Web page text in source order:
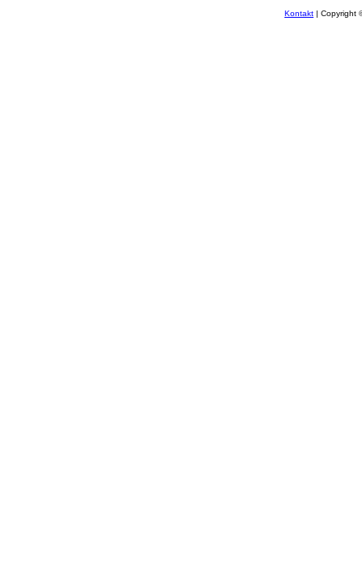
Kontakt | Copyright